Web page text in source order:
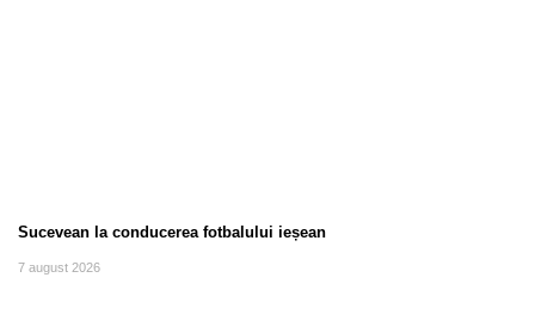
Sucevean la conducerea fotbalului ieșean
7 august 2026